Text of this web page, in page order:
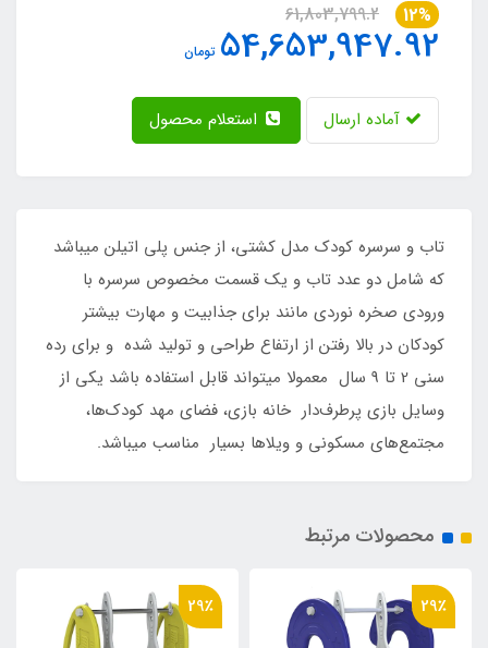
12%
61,803,799.2
54,653,947.92 تومان
آماده ارسال
تاب و سرسره کودک مدل کشتی، از جنس پلی اتیلن میباشد
که شامل دو عدد تاب و یک قسمت مخصوص سرسره با
ورودی صخره نوردی مانند برای جذابیت و مهارت بیشتر
کودکان در بالا رفتن از ارتفاع طراحی و تولید شده و برای رده
سنی 2 تا 9 سال معمولا میتواند قابل استفاده باشد یکی از
وسایل بازی پرطرف‌دار خانه بازی، فضای مهد کودک‌ها،
مجتمع‌های مسکونی و ویلاها بسیار مناسب میباشد.
محصولات مرتبط
29٪ 29٪